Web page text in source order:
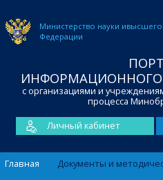
Министерство науки ивысшего
Федерации
с организациями и
процесса
Личный кабинет
Главная
Документы и